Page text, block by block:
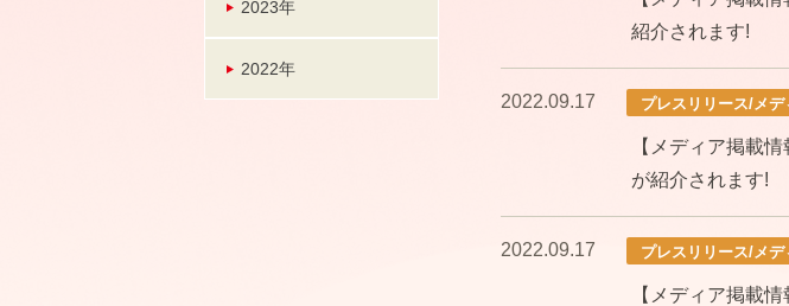
2023年
2022年
紹介されます!
2022.09.17 プレスリリース/メデ
【メディア掲載
が紹介されます!
2022.09.17 プレスリリース/メデ
【メディア掲載